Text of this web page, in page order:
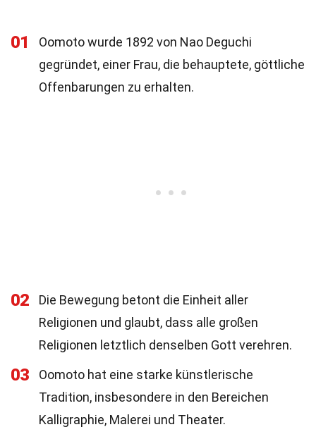
01
Oomoto wurde 1892 von Nao Deguchi
gegründet, einer Frau, die behauptete, göttliche
Offenbarungen zu erhalten.
02
Die Bewegung betont die Einheit aller
Religionen und glaubt, dass alle großen
Religionen letztlich denselben Gott verehren.
03
Oomoto hat eine starke künstlerische
Tradition, insbesondere in den Bereichen
Kalligraphie, Malerei und Theater.